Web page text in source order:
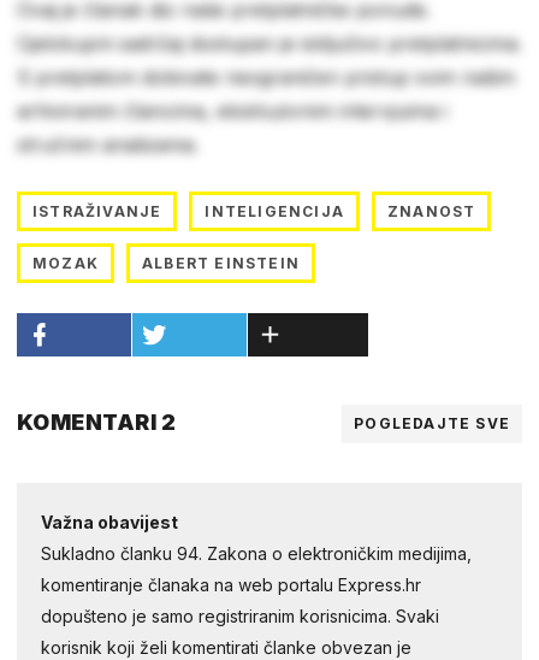
Ovaj je članak dio naše pretplatničke ponude.
Cjelokupni sadržaj dostupan je isključivo pretplatnicima.
S pretplatom dobivate neograničen pristup svim našim
arhiviranim člancima, ekskluzivnim intervjuima i
stručnim analizama.
ISTRAŽIVANJE INTELIGENCIJA ZNANOST
MOZAK ALBERT EINSTEIN
KOMENTARI 2 POGLEDAJTE SVE
Važna obavijest
Sukladno članku 94. Zakona o elektroničkim medijima,
komentiranje članaka na web portalu Express.hr
dopušteno je samo registriranim korisnicima. Svaki
korisnik koji želi komentirati članke obvezan je